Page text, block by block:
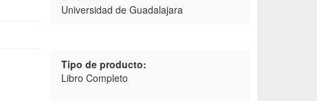
Universidad de Guadalajara
Tipo de producto:
Libro Completo